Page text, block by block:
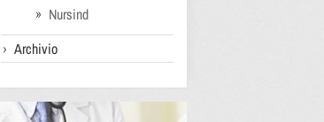
Nursind
Archivio